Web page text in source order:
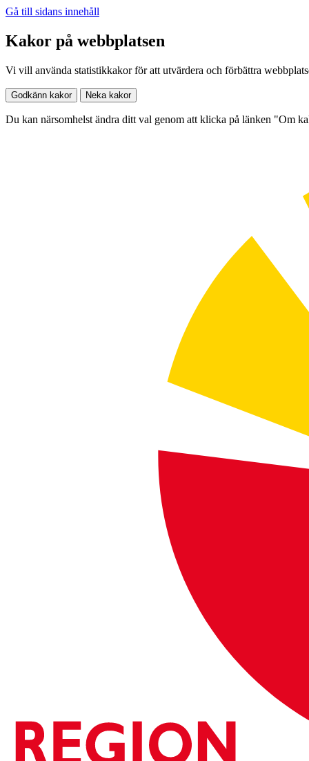
Gå till sidans innehåll
Kakor på webbplatsen
Vi vill använda statistikkakor för att utvärdera och förbättra
Godkänn kakor Neka kakor
Du kan närsomhelst ändra ditt val genom att klicka på länken "Om